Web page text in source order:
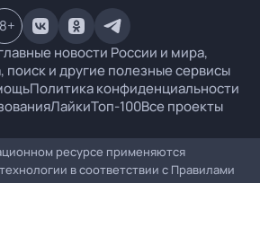
новости России и мира,
поиск и другие полезные сервисы
Политика конфиденциальности
ЛайкиТоп-100Все проекты
+
ресурсе применяются
в соответствии с Правилами